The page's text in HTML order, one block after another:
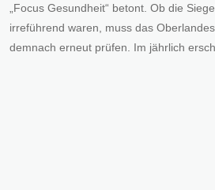
„Focus Gesundheit“ betont. Ob die
irreführend waren, muss das
demnach erneut prüfen. Im jährlich